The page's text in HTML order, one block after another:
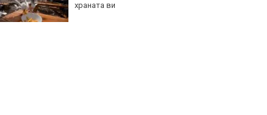
храната ви